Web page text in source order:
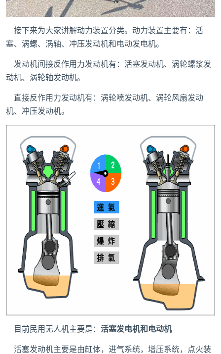
接下来为大家讲解动力装置分类。动力装置主要有：活
塞、涡螺、涡轴、冲压发动机和电动发电机。
发动机间接反作用力发动机有：活塞发动机、涡轮螺浆发
动机、涡轮轴发动机。
直接反作用力发动机有：涡轮喷发动机、涡轮风扇发动
机、冲压发动机。
目前民用无人机主要是： 活塞发电机和电动机
活塞发动机主要是由缸体，进气系统，增压系统，点火装